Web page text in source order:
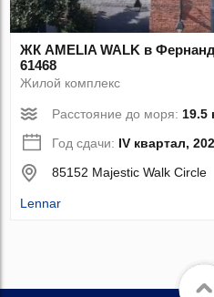
ЖК AMELIA WALK в
61468
Жилой комплекс
Расстояние до моря:19.5
Год сдачи: IV квартал,
85152 Majestic Walk Circle
Lennar